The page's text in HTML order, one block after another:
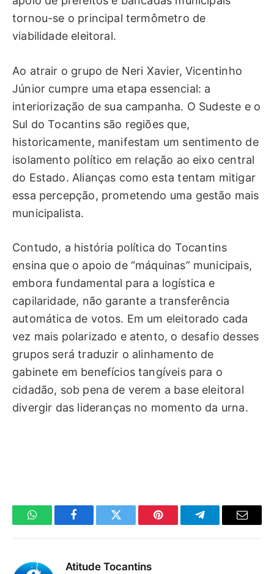
tornou-se o principal termômetro de
viabilidade eleitoral.
Ao atrair o grupo de Neri Xavier, Vicentinho
Júnior cumpre uma etapa essencial: a
interiorização de sua campanha. O Sudeste e o
Sul do Tocantins são regiões que,
historicamente, manifestam um sentimento de
isolamento político em relação ao eixo central
do Estado. Alianças como esta tentam mitigar
essa percepção, prometendo uma gestão mais
municipalista.
Contudo, a história política do Tocantins
ensina que o apoio de “máquinas” municipais,
embora fundamental para a logística e
capilaridade, não garante a transferência
automática de votos. Em um eleitorado cada
vez mais polarizado e atento, o desafio desses
grupos será traduzir o alinhamento de
gabinete em benefícios tangíveis para o
cidadão, sob pena de verem a base eleitoral
divergir das lideranças no momento da urna.
WhatsAppFacebookTwitter Pinterest TelegramaE-
Atitude Tocantins